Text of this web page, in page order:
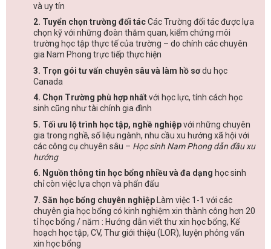
và uy tín
2. Tuyển chọn trường đối tácCác Trường đối tác được lựa
chọn kỹ với những đoàn thăm quan, kiểm chứng môi
trường học tập thực tế của trường – do chính các chuyên
gia Nam Phong trực tiếp thực hiện
3. Trọn gói tư vấn chuyên sâu và làm hồ sơdu học
Canada
4. Chọn Trường phù hợp nhấtvới học lực, tính cách học
sinh cũng như tài chính gia đình
5. Tối ưu lộ trình học tập, nghề nghiệpvới những chuyên
gia trong nghề, số liệu ngành, nhu cầu xu hướng xã hội với
các công cụ chuyên sâu – Học sinh Nam Phong dẫn đầu xu
hướng
6. Nguồn thông tin học bổng nhiều và đa dạng học sinh
chỉ còn việc lựa chọn và phấn đấu
7. Săn học bổng chuyên nghiệp Làm việc 1-1 với các
chuyên gia học bổng có kinh nghiệm xin thành công hơn 20
tỉ học bổng / năm : Hướng dẫn viết thư xin học bổng, Kế
hoạch học tập, CV, Thư giới thiệu (LOR), luyện phỏng vấn
xin học bổng